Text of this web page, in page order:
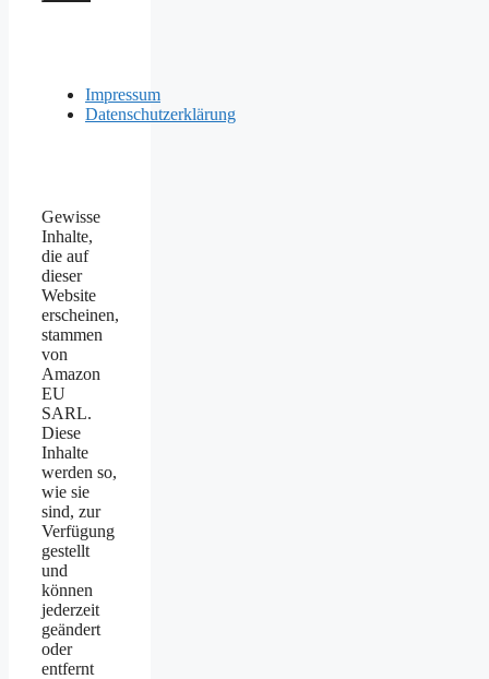
Impressum
Datenschutzerklärung
Gewisse
Inhalte,
die auf
dieser
Website
erscheinen,
stammen
von
Amazon
EU
SARL.
Diese
Inhalte
werden so,
wie sie
sind, zur
Verfügung
gestellt
und
können
jederzeit
geändert
oder
entfernt